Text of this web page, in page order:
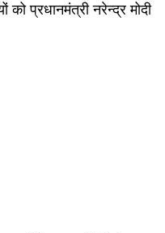
को प्रधानमंत्री नरेन्द्र मोदी